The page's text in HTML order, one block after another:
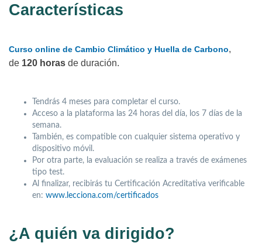
Características
Curso online de Cambio Climático y Huella de Carbono,
de 120 horas de duración.
Tendrás 4 meses para completar el curso.
Acceso a la plataforma las 24 horas del día, los 7 días de la
semana.
También, es compatible con cualquier sistema operativo y
dispositivo móvil.
Por otra parte, la evaluación se realiza a través de exámenes
tipo test.
Al finalizar, recibirás tu Certificación Acreditativa verificable
en: www.lecciona.com/certificados
¿A quién va dirigido?